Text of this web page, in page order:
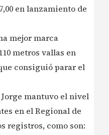
en lanzamiento de
mejor marca
metros vallas en
consiguió parar el
mantuvo el nivel
en el Regional de
registros, como son: